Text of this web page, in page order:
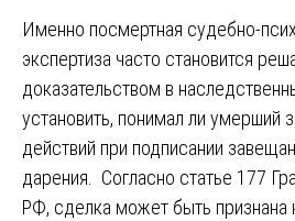
Именно посмертная судебно-
экспертиза часто становится
доказательством в
установить, понимал ли умерший
действий при подписании
дарения. Согласно статье 177
РФ, сделка может быть признана